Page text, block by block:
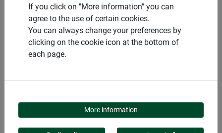
PRODUITS
PIÈGE À SOURIS
VIVANTES MULTI-
If you click on "More information" you can
agree to the use of certain cookies.
You can always change your preferences by
clicking on the cookie icon at the bottom of
each page.
More information